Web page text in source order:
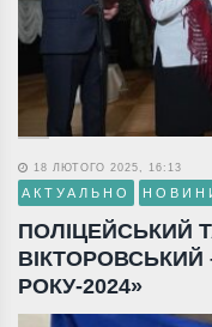
18 ЛЮТОГО 2025, 16:13
АКТУАЛЬНО
ПОЛІЦЕЙСЬКИЙ
РОКУ-2024»